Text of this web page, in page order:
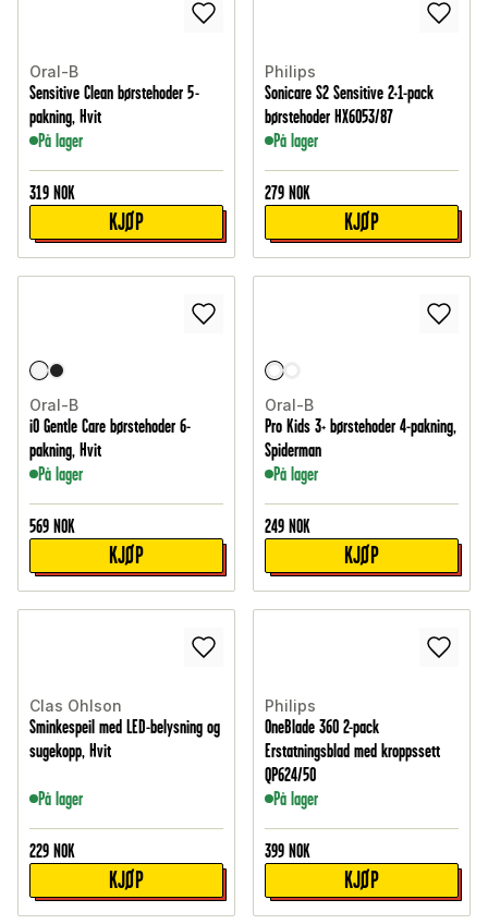
Oral-B
Sensitive Clean børstehoder 5-
pakning, Hvit
På lager
319 NOK
KJØP
Philips
Sonicare S2 Sensitive 2+1-pack
børstehoder HX6053/87
På lager
279 NOK
KJØP
Oral-B
iO Gentle Care børstehoder 6-
pakning, Hvit
På lager
569 NOK
KJØP
Oral-B
Pro Kids 3+ børstehoder 4-pakning,
Spiderman
På lager
249 NOK
KJØP
Clas Ohlson
Sminkespeil med LED-belysning og
sugekopp, Hvit
På lager
229 NOK
KJØP
Philips
OneBlade 360 2-pack
Erstatningsblad med kroppssett
QP624/50
På lager
399 NOK
KJØP